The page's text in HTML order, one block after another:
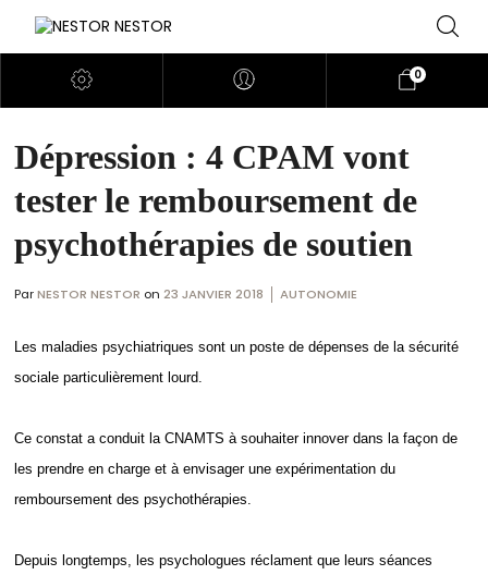
0
Dépression : 4 CPAM vont
tester le remboursement de
psychothérapies de soutien
ParNESTOR NESTOR on 23 JANVIER 2018 AUTONOMIE
Les maladies psychiatriques sont un poste de dépenses de la sécurité
sociale particulièrement lourd.
Ce constat a conduit la CNAMTS à souhaiter innover dans la façon de
les prendre en charge et à envisager une expérimentation du
remboursement des psychothérapies.
Depuis longtemps, les psychologues réclament que leurs séances